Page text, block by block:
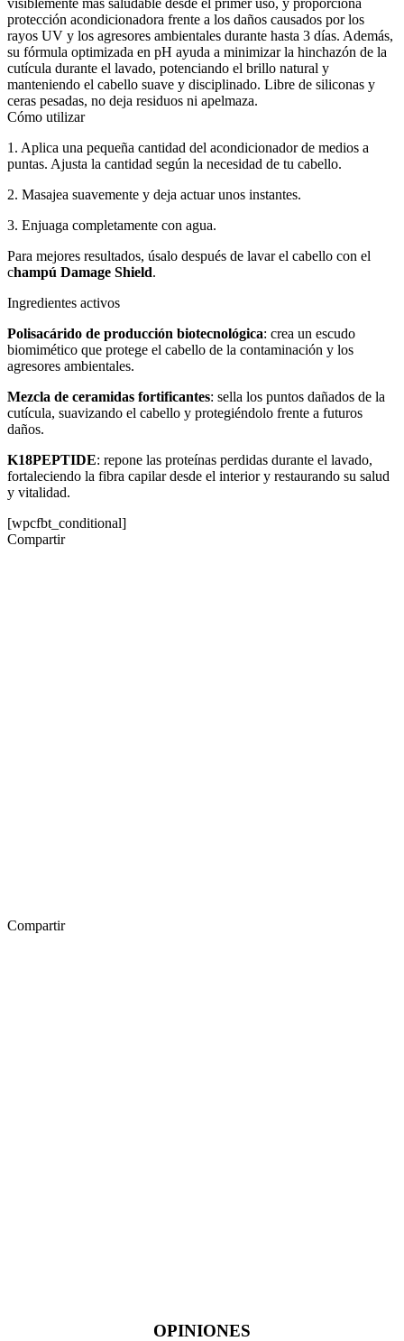
visiblemente más saludable desde el primer uso, y proporciona
protección acondicionadora frente a los daños causados por los
rayos UV y los agresores ambientales durante hasta 3 días. Además,
su fórmula optimizada en pH ayuda a minimizar la hinchazón de la
cutícula durante el lavado, potenciando el brillo natural y
manteniendo el cabello suave y disciplinado. Libre de siliconas y
ceras pesadas, no deja residuos ni apelmaza.
Cómo utilizar
1. Aplica una pequeña cantidad del acondicionador de medios a
puntas. Ajusta la cantidad según la necesidad de tu cabello.
2. Masajea suavemente y deja actuar unos instantes.
3. Enjuaga completamente con agua.
Para mejores resultados, úsalo después de lavar el cabello con el
champú Damage Shield.
Ingredientes activos
Polisacárido de producción biotecnológica: crea un escudo
biomimético que protege el cabello de la contaminación y los
agresores ambientales.
Mezcla de ceramidas fortificantes: sella los puntos dañados de la
cutícula, suavizando el cabello y protegiéndolo frente a futuros
daños.
K18PEPTIDE: repone las proteínas perdidas durante el lavado,
fortaleciendo la fibra capilar desde el interior y restaurando su salud
y vitalidad.
[wpcfbt_conditional]
Compartir
Compartir
OPINIONES